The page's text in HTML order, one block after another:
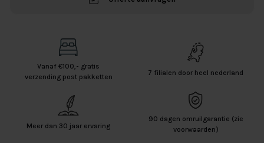
Vanaf €100,- gratis
verzending post pakketten
7 filialen door heel nederland
Meer dan 30 jaar ervaring
90 dagen omruilgarantie (zie
voorwaarden)